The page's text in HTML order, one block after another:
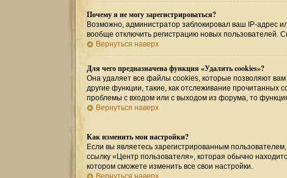
Почему я не могу зарегистрироваться?
Возможно, администратор заблокировал ваш IP-адрес
вообще отключить регистрацию новых пользователей.
Вернуться наверх
Для чего предназначена функция «Удалить cookies»?
Она удаляет все файлы cookies, которые позволяют
другие функции, такие, как отслеживание
проблемы с входом или с выходом из форума, то
Вернуться наверх
Как изменить мои настройки?
Если вы являетесь зарегистрированным
ссылку «Центр пользователя», которая обычно
котором сможете изменить все свои настройки.
Вернуться наверх